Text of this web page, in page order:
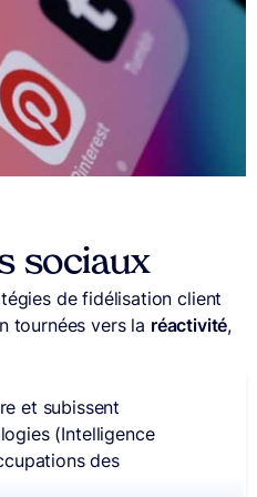
sociaux
de fidélisation client
tournées vers la réactivité,
et subissent
(Intelligence
des